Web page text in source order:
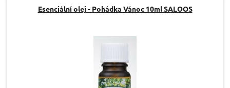
Esenciální olej - Pohádka Vánoc 10ml SALOOS